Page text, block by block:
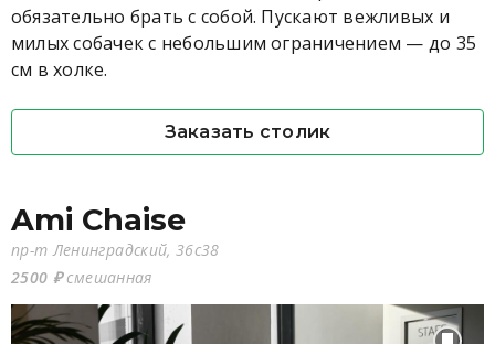
обязательно брать с собой. Пускают вежливых и
милых собачек с небольшим ограничением — до 35
см в холке.
Заказать столик
Ami Chaise
пр-т Ленинградский, 36с38
2500 ₽смешанная